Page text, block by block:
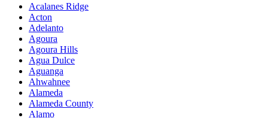
Acalanes Ridge
Acton
Adelanto
Agoura
Agoura Hills
Agua Dulce
Aguanga
Ahwahnee
Alameda
Alameda County
Alamo